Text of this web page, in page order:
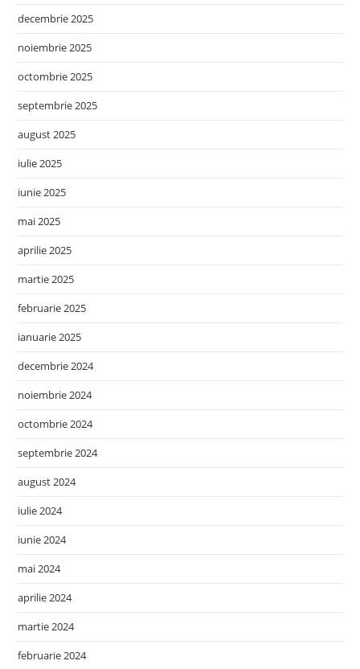
decembrie 2025
noiembrie 2025
octombrie 2025
septembrie 2025
august 2025
iulie 2025
iunie 2025
mai 2025
aprilie 2025
martie 2025
februarie 2025
ianuarie 2025
decembrie 2024
noiembrie 2024
octombrie 2024
septembrie 2024
august 2024
iulie 2024
iunie 2024
mai 2024
aprilie 2024
martie 2024
februarie 2024